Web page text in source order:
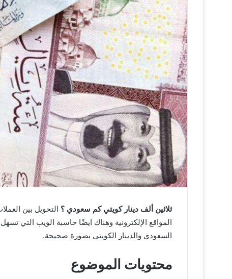
ثلاثين ألف دينار كويتي كم سعودي ؟ التحويل بين
المواقع الإلكترونية وهناك ايضًا حاسبة الويب التي
السعودي والدينار الكويتي بصورة صحيحة.
محتويات الموضوع